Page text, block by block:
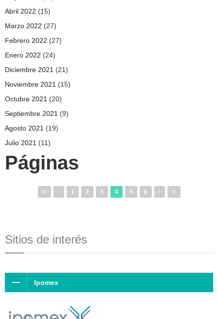
Abril 2022 (15)
Marzo 2022 (27)
Febrero 2022 (27)
Enero 2022 (24)
Diciembre 2021 (21)
Noviembre 2021 (15)
Octubre 2021 (20)
Septiembre 2021 (9)
Agosto 2021 (19)
Julio 2021 (11)
Páginas
1 2 3 4 5 6
Sitios de interés
Ipomex